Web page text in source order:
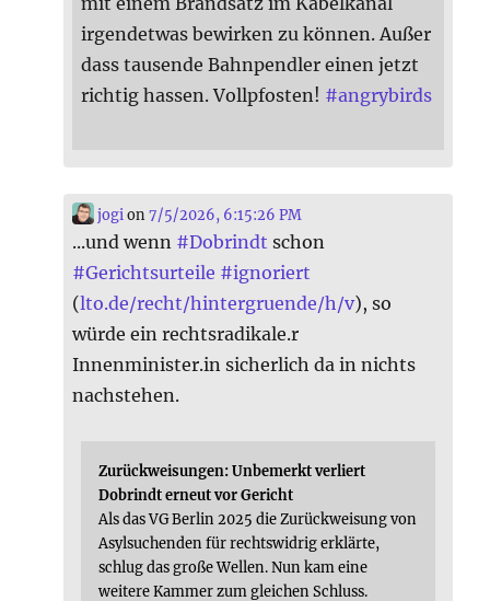
irgendetwas bewirken zu können. Außer
dass tausende Bahnpendler einen jetzt
richtig hassen. Vollpfosten! #angrybirds
jogi on7/5/2026, 6:15:26 PM
...und wenn #Dobrindt schon
#Gerichtsurteile #ignoriert
(lto.de/recht/hintergruende/h/v), so
würde ein rechtsradikale.r
Innenminister.in sicherlich da in nichts
nachstehen.
Zurückweisungen: Unbemerkt verliert
Dobrindt erneut vor Gericht
Als das VG Berlin 2025 die Zurückweisung von
Asylsuchenden für rechtswidrig erklärte,
schlug das große Wellen. Nun kam eine
weitere Kammer zum gleichen Schluss.